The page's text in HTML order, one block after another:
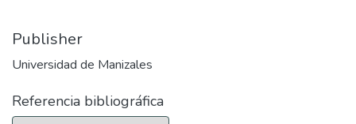
Publisher
Universidad de Manizales
Referencia bibliográfica